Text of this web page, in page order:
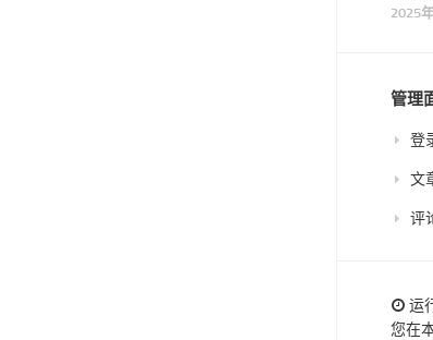
2025
管理
登
文
评
运
您在